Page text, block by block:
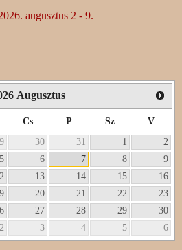
augusztus 2 - 9.
Augusztus
Cs P Sz
V
30 31 1
2
5 6 7 8
9
13 14 15
16
20 21 22
23
27 28 29
30
2 3 4 5 6